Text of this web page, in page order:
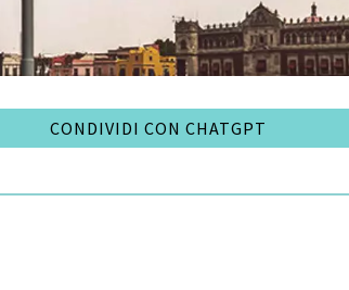
CONDIVIDI CON CHATGPT